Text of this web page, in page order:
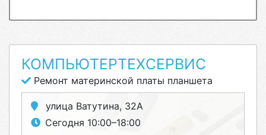
КОМПЬЮТЕРТЕХСЕРВИС
Ремонт материнской платы планшета
улица Ватутина, 32А
Сегодня 10:00–18:00